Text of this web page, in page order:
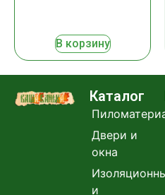
В корзину
Каталог
Двери и
окна
и